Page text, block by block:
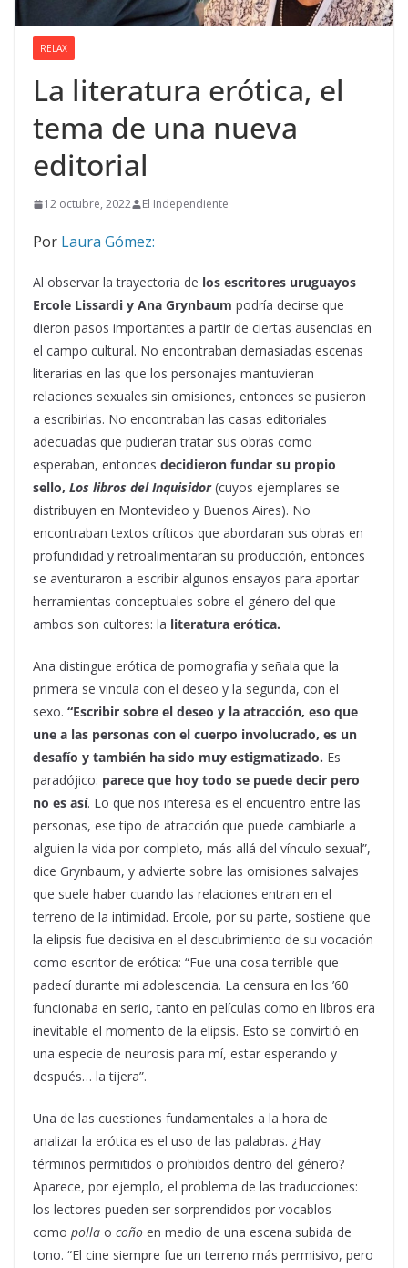
RELAX
La literatura erótica, el
tema de una nueva
editorial
12 octubre, 2022 El Independiente
Por Laura Gómez:
Al observar la trayectoria de los escritores uruguayos
Ercole Lissardi y Ana Grynbaum podría decirse que
dieron pasos importantes a partir de ciertas ausencias en
el campo cultural. No encontraban demasiadas escenas
literarias en las que los personajes mantuvieran
relaciones sexuales sin omisiones, entonces se pusieron
a escribirlas. No encontraban las casas editoriales
adecuadas que pudieran tratar sus obras como
esperaban, entonces decidieron fundar su propio
sello, Los libros del Inquisidor(cuyos ejemplares se
distribuyen en Montevideo y Buenos Aires). No
encontraban textos críticos que abordaran sus obras en
profundidad y retroalimentaran su producción, entonces
se aventuraron a escribir algunos ensayos para aportar
herramientas conceptuales sobre el género del que
ambos son cultores: la literatura erótica.
Ana distingue erótica de pornografía y señala que la
primera se vincula con el deseo y la segunda, con el
sexo. “Escribir sobre el deseo y la atracción, eso que
une a las personas con el cuerpo involucrado, es un
desafío y también ha sido muy estigmatizado. Es
paradójico: parece que hoy todo se puede decir pero
no es así. Lo que nos interesa es el encuentro entre las
personas, ese tipo de atracción que puede cambiarle a
alguien la vida por completo, más allá del vínculo sexual”,
dice Grynbaum, y advierte sobre las omisiones salvajes
que suele haber cuando las relaciones entran en el
terreno de la intimidad. Ercole, por su parte, sostiene que
la elipsis fue decisiva en el descubrimiento de su vocación
como escritor de erótica: “Fue una cosa terrible que
padecí durante mi adolescencia. La censura en los ’60
funcionaba en serio, tanto en películas como en libros era
inevitable el momento de la elipsis. Esto se convirtió en
una especie de neurosis para mí, estar esperando y
después… la tijera”.
Una de las cuestiones fundamentales a la hora de
analizar la erótica es el uso de las palabras. ¿Hay
términos permitidos o prohibidos dentro del género?
Aparece, por ejemplo, el problema de las traducciones:
los lectores pueden ser sorprendidos por vocablos
como polla o coño en medio de una escena subida de
tono. “El cine siempre fue un terreno más permisivo, pero